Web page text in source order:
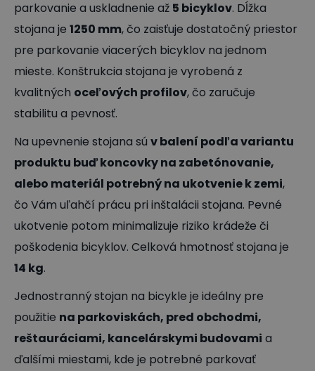
parkovanie a uskladnenie až 5 bicyklov. Dĺžka
stojana je 1250 mm, čo zaisťuje dostatočný priestor
pre parkovanie viacerých bicyklov na jednom
mieste. Konštrukcia stojana je vyrobená z
kvalitných oceľových profilov, čo zaručuje
stabilitu a pevnosť.
Na upevnenie stojana sú v balení podľa variantu
produktu buď koncovky na zabetónovanie,
alebo materiál potrebný na ukotvenie k zemi,
čo Vám uľahčí prácu pri inštalácii stojana. Pevné
ukotvenie potom minimalizuje riziko krádeže či
poškodenia bicyklov. Celková hmotnosť stojana je
14 kg.
Jednostranný stojan na bicykle je ideálny pre
použitie na parkoviskách, pred obchodmi,
reštauráciami, kancelárskymi budovami a
ďalšími miestami, kde je potrebné parkovať